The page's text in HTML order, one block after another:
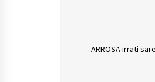
ARROSA irrati